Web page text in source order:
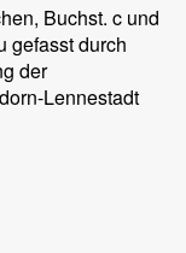
Buchst. c und
gefasst durch
der
Lennestadt